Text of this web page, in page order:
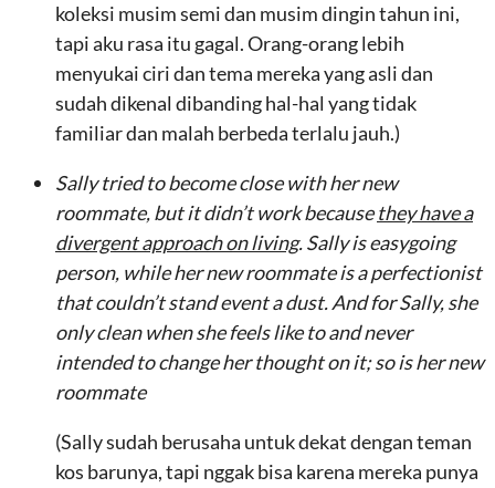
koleksi musim semi dan musim dingin tahun ini,
tapi aku rasa itu gagal. Orang-orang lebih
menyukai ciri dan tema mereka yang asli dan
sudah dikenal dibanding hal-hal yang tidak
familiar dan malah berbeda terlalu jauh.)
Sally tried to become close with her new
roommate, but it didn’t work becausethey have a
divergent approach on living. Sally is easygoing
person, while her new roommate is a perfectionist
that couldn’t stand event a dust. And for Sally, she
only clean when she feels like to and never
intended to change her thought on it; so is her new
roommate
(Sally sudah berusaha untuk dekat dengan teman
kos barunya, tapi nggak bisa karena mereka punya